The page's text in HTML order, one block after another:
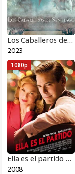
Los Caballeros de Santiago
2023
Ella es el partido 2008
2008
1080p